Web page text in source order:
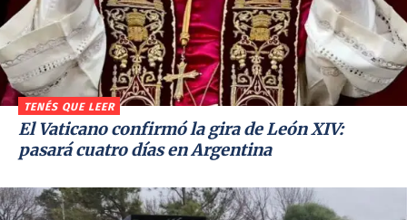
TENÉS QUE LEER
El Vaticano confirmó la gira de León XIV:
pasará cuatro días en Argentina